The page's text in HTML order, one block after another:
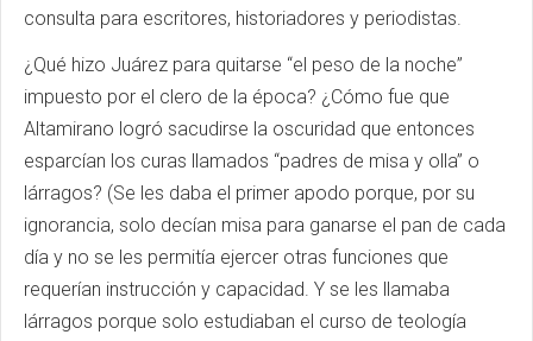
consulta para escritores, historiadores y periodistas.
¿Qué hizo Juárez para quitarse “el peso de la noche”
impuesto por el clero de la época? ¿Cómo fue que
Altamirano logró sacudirse la oscuridad que entonces
esparcían los curas llamados “padres de misa y olla” o
lárragos? (Se les daba el primer apodo porque, por su
ignorancia, solo decían misa para ganarse el pan de cada
día y no se les permitía ejercer otras funciones que
requerían instrucción y capacidad. Y se les llamaba
lárragos porque solo estudiaban el curso de teología